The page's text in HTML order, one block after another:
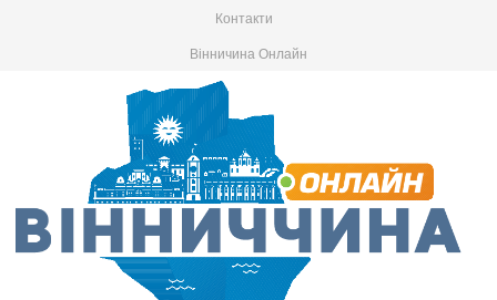
Контакти
Вінничина Онлайн